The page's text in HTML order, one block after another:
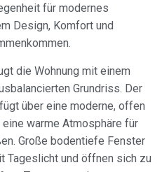
für modernes
Design, Komfort und
die Wohnung mit einem
Grundriss. Der
über eine moderne, offen
warme Atmosphäre für
Große bodentiefe Fenster
Tageslicht und öffnen sich zu